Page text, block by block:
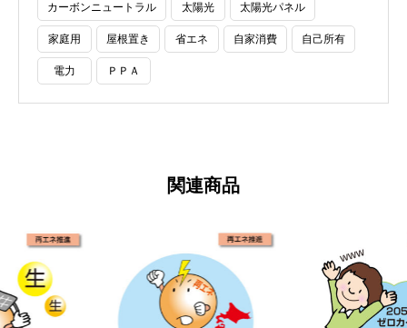
カーボンニュートラル 太陽光 太陽光パネル
家庭用 屋根置き 省エネ 自家消費 自己所有
電力 ＰＰＡ
関連商品